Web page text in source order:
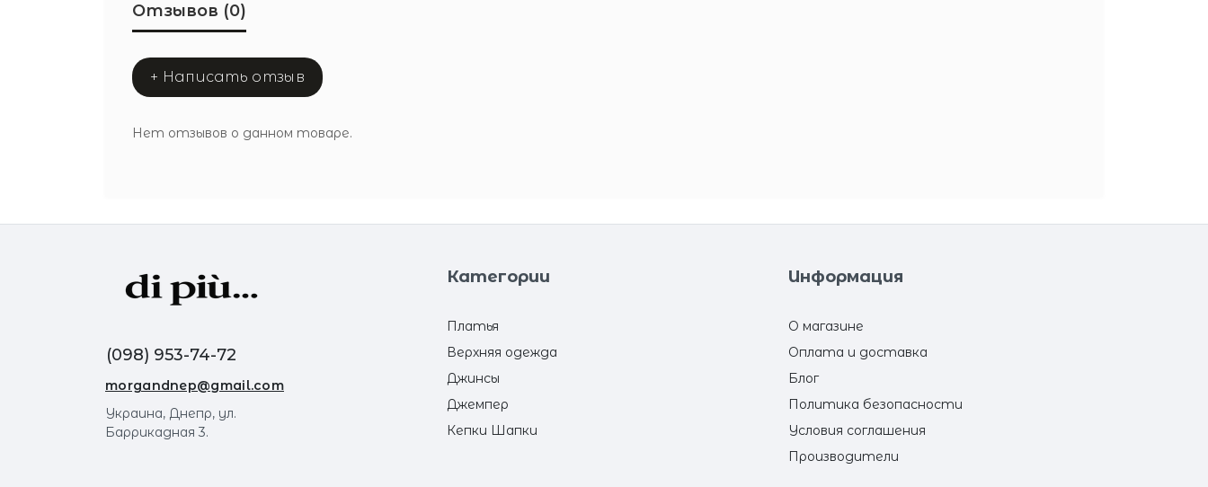
Отзывов (0)
+ Написать отзыв
Нет отзывов о данном товаре.
(098) 953-74-72
morgandnep@gmail.com
Украина, Днепр, ул.
Баррикадная 3.
Категории
Платья
Верхняя одежда
Джинсы
Джемпер
Кепки Шапки
Информация
О магазине
Оплата и доставка
Блог
Политика безопасности
Условия соглашения
Производители